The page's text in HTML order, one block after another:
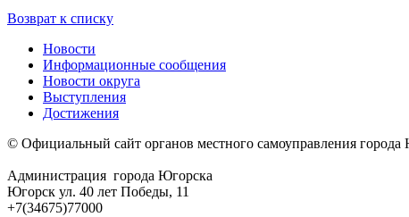
Возврат к списку
Новости
Информационные сообщения
Новости округа
Выступления
Достижения
© Официальный сайт органов местного самоуправления города
Администрация города Югорска
Югорск ул. 40 лет Победы, 11
+7(34675)77000